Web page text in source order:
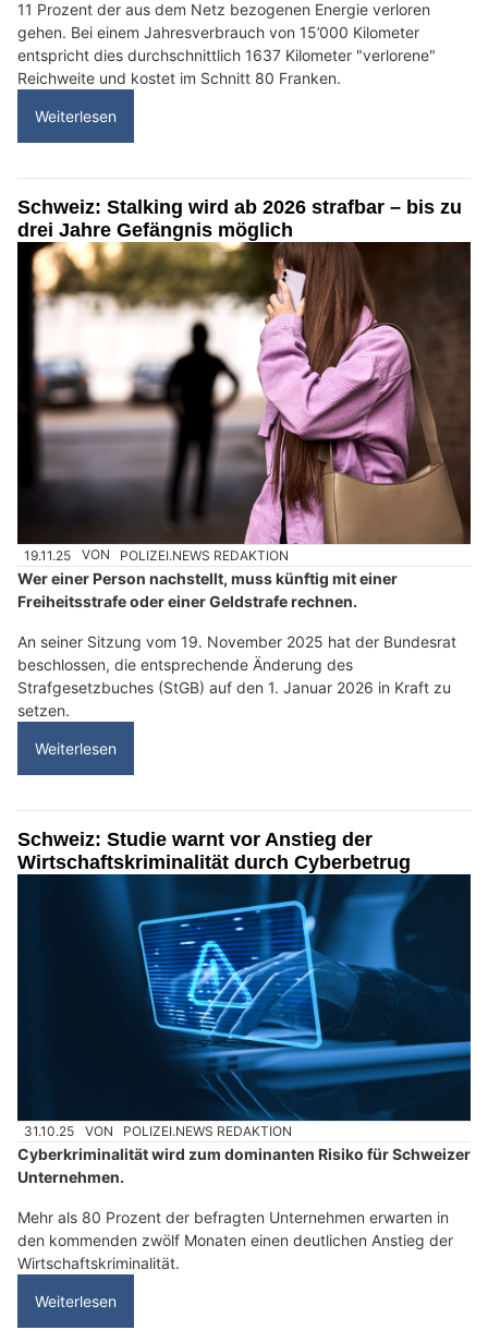
11 Prozent der aus dem Netz bezogenen Energie verloren
gehen. Bei einem Jahresverbrauch von 15’000 Kilometer
entspricht dies durchschnittlich 1637 Kilometer "verlorene"
Reichweite und kostet im Schnitt 80 Franken.
Weiterlesen
Schweiz: Stalking wird ab 2026 strafbar – bis zu
drei Jahre Gefängnis möglich
19.11.25 VON POLIZEI.NEWS REDAKTION
Wer einer Person nachstellt, muss künftig mit einer
Freiheitsstrafe oder einer Geldstrafe rechnen.
An seiner Sitzung vom 19. November 2025 hat der Bundesrat
beschlossen, die entsprechende Änderung des
Strafgesetzbuches (StGB) auf den 1. Januar 2026 in Kraft zu
setzen.
Weiterlesen
Schweiz: Studie warnt vor Anstieg der
Wirtschaftskriminalität durch Cyberbetrug
31.10.25 VON POLIZEI.NEWS REDAKTION
Cyberkriminalität wird zum dominanten Risiko für Schweizer
Unternehmen.
Mehr als 80 Prozent der befragten Unternehmen erwarten in
den kommenden zwölf Monaten einen deutlichen Anstieg der
Wirtschaftskriminalität.
Weiterlesen